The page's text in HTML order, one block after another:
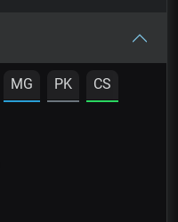
MG PK CS